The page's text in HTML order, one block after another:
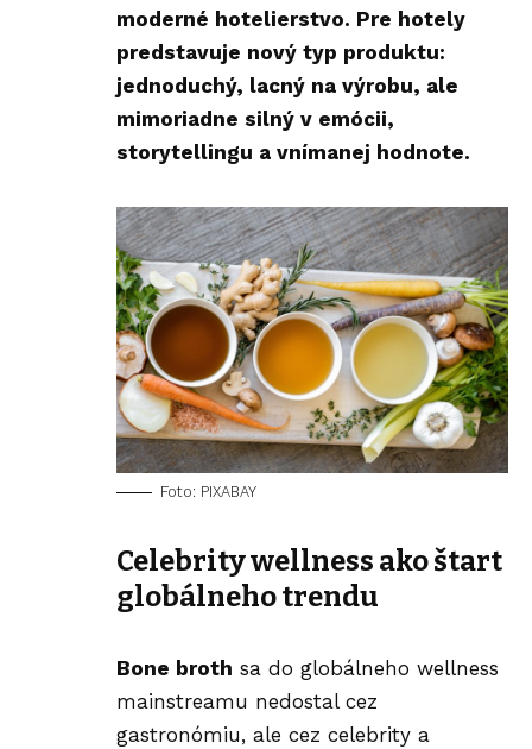
moderné hotelierstvo. Pre hotely
predstavuje nový typ produktu:
jednoduchý, lacný na výrobu, ale
mimoriadne silný v emócii,
storytellingu a vnímanej hodnote.
Foto: PIXABAY
Celebrity wellness ako štart
globálneho trendu
Bone broth sa do globálneho wellness
mainstreamu nedostal cez
gastronómiu, ale cez celebrity a